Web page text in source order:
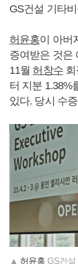
GS건설 기타
허윤홍이 아버
증여받은 것은
11월허창수회
터 지분 1.38%
있다. 당시 수
▲ 허윤홍 GS건